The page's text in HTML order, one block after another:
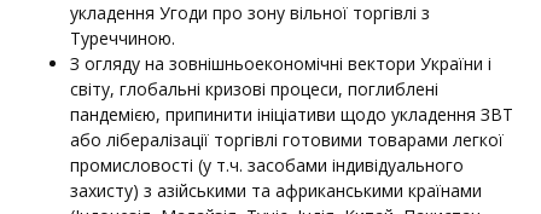
укладення Угоди про зону вільної торгівлі з
Туреччиною.
З огляду на зовнішньоекономічні вектори України і
світу, глобальні кризові процеси, поглиблені
пандемією, припинити ініціативи щодо укладення ЗВТ
або лібералізації торгівлі готовими товарами легкої
промисловості (у т.ч. засобами індивідуального
захисту) з азійськими та африканськими країнами